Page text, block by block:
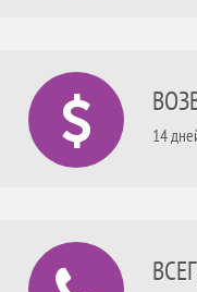
14